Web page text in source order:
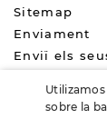
Sitemap
Enviament
Enviï els
Accessibilitat
sobre la